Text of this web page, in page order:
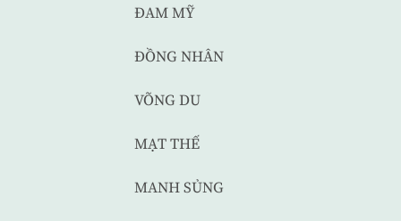
ĐAM MỸ
ĐỒNG NHÂN
VÕNG DU
MẠT THẾ
MANH SỦNG